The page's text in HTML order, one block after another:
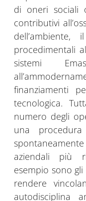
di oneri sociali
contributivi
procedimentali
sistemi
finanziamenti
tecnologica.
numero degli
una
aziendali più
esempio sono
rendere
autodisciplina